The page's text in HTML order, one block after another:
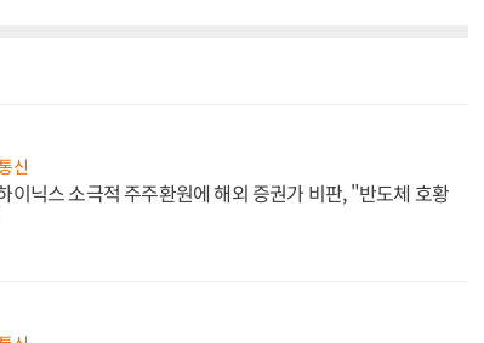
신
이닉스 소극적 주주환원에 해외 증권가 비판, "반도체 호황